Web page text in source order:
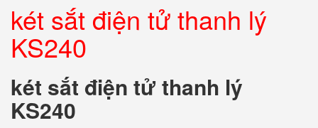
két sắt điện tử thanh lý
KS240
két sắt điện tử thanh lý
KS240